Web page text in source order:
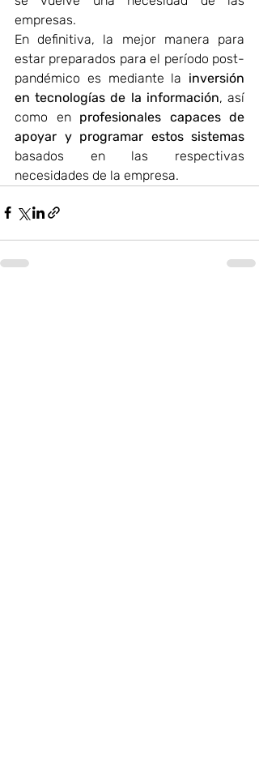
empresas.
En definitiva, la mejor manera para
estar preparados para el período post-
pandémico es mediante la inversión
en tecnologías de la información, así
como en profesionales capaces de
apoyar y programar estos sistemas
basados en las respectivas
necesidades de la empresa.